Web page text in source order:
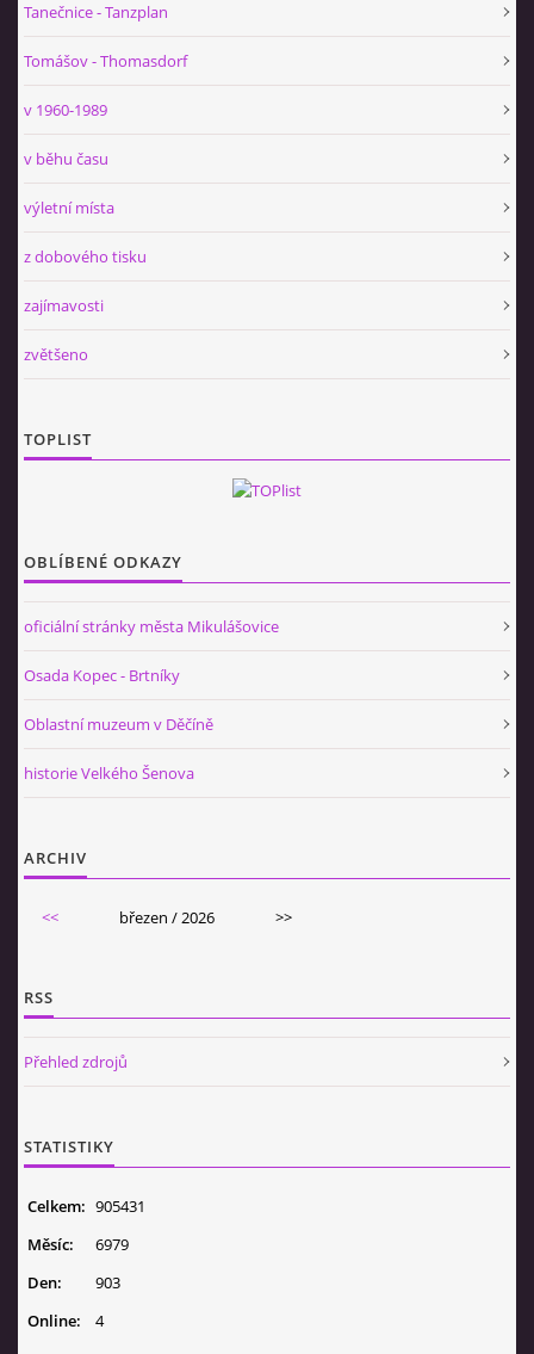
Tanečnice - Tanzplan
Tomášov - Thomasdorf
v 1960-1989
v běhu času
výletní místa
z dobového tisku
zajímavosti
zvětšeno
TOPLIST
OBLÍBENÉ ODKAZY
oficiální stránky města Mikulášovice
Osada Kopec - Brtníky
Oblastní muzeum v Děčíně
historie Velkého Šenova
ARCHIV
<< březen / 2026 >>
RSS
Přehled zdrojů
STATISTIKY
Online: 4
Celkem: 905431
Měsíc:
6979
Den:
903